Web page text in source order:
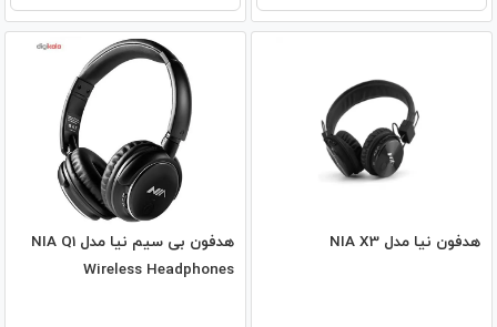
هدفون نیا مدل NIA X3
هدفون بی سیم نیا مدل NIA Q1
Wireless Headphones